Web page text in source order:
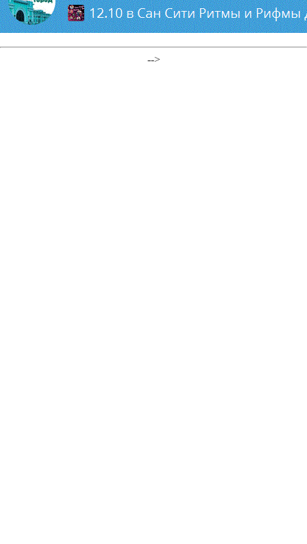
-->